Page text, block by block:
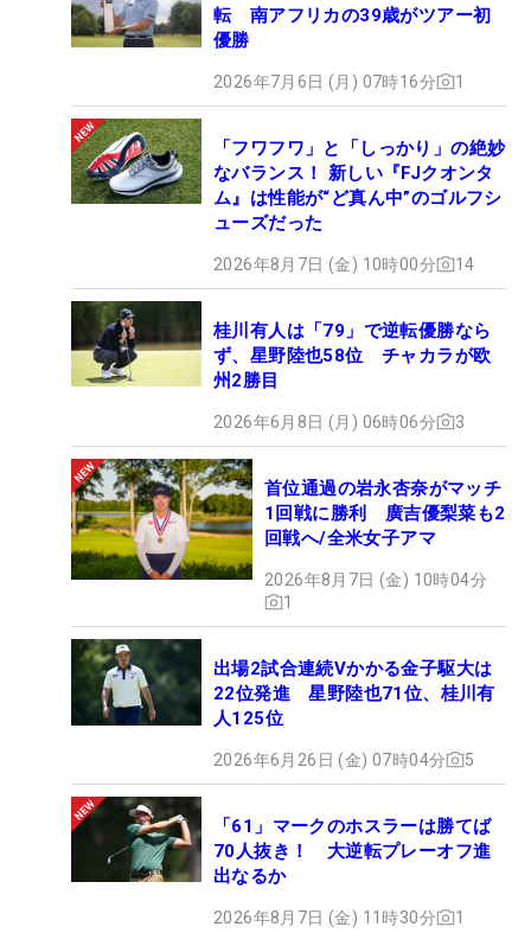
転 南アフリカの39歳がツアー初
優勝
2026年7月6日 (月) 07時16分 1
「フワフワ」と「しっかり」の絶妙
なバランス！ 新しい『FJクオンタ
ム』は性能が“ど真ん中”のゴルフシ
ューズだった
2026年8月7日 (金) 10時00分 14
桂川有人は「79」で逆転優勝なら
ず、星野陸也58位 チャカラが欧
州2勝目
2026年6月8日 (月) 06時06分 3
首位通過の岩永杏奈がマッチ
1回戦に勝利 廣吉優梨菜も2
回戦へ/全米女子アマ
2026年8月7日 (金) 10時04分
1
出場2試合連続Vかかる金子駆大は
22位発進 星野陸也71位、桂川有
人125位
2026年6月26日 (金) 07時04分 5
「61」マークのホスラーは勝てば
70人抜き！ 大逆転プレーオフ進
出なるか
2026年8月7日 (金) 11時30分 1